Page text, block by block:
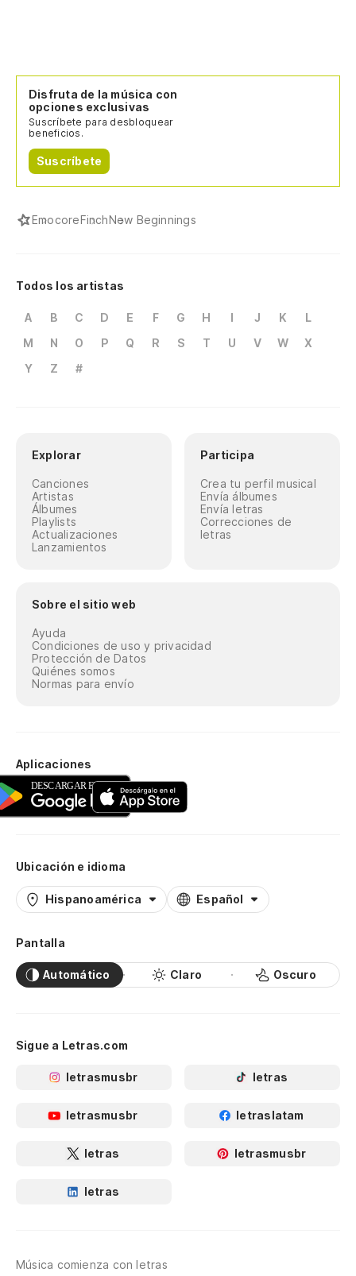
Disfruta de la música con
opciones exclusivas
Suscríbete para desbloquear
beneficios.
Suscríbete
EmocoreFinchNew Beginnings
Todos los artistas
A B C D E F G H I J K
L
M
N O P Q R S T U V W
X
Y
Z #
Explorar
Canciones
Artistas
Álbumes
Playlists
Actualizaciones
Lanzamientos
Participa
Crea tu perfil musical
Envía álbumes
Envía letras
Correcciones de
letras
Sobre el sitio web
Ayuda
Condiciones de uso y privacidad
Protección de Datos
Quiénes somos
Normas para envío
Aplicaciones
Ubicación e idioma
Hispanoamérica Español
Pantalla
Automático Claro Oscuro
Sigue a Letras.com
letrasmusbr letras
letrasmusbr letraslatam
letras letrasmusbr
letras
Música comienza con letras